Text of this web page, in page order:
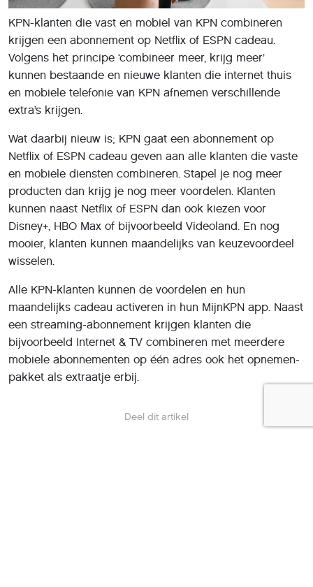
Deel dit artikel
KPN-klanten die vast en mobiel van KPN combineren
krijgen een abonnement op Netflix of ESPN cadeau.
Volgens het principe ‘combineer meer, krijg meer’
kunnen bestaande en nieuwe klanten die internet thuis
en mobiele telefonie van KPN afnemen verschillende
extra’s krijgen.
Wat daarbij nieuw is; KPN gaat een abonnement op
Netflix of ESPN cadeau geven aan alle klanten die vaste
en mobiele diensten combineren. Stapel je nog meer
producten dan krijg je nog meer voordelen. Klanten
kunnen naast Netflix of ESPN dan ook kiezen voor
Disney+, HBO Max of bijvoorbeeld Videoland. En nog
mooier, klanten kunnen maandelijks van keuzevoordeel
wisselen.
Alle KPN-klanten kunnen de voordelen en hun
maandelijks cadeau activeren in hun MijnKPN app. Naast
een streaming-abonnement krijgen klanten die
bijvoorbeeld Internet & TV combineren met meerdere
mobiele abonnementen op één adres ook het opnemen-
pakket als extraatje erbij.